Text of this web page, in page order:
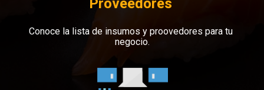
Proveedores
Conoce la lista de insumos y proovedores para tu
negocio.